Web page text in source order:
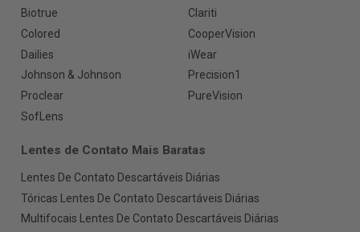
Biotrue
Clariti
Colored
CooperVision
Dailies
iWear
Johnson & Johnson
Precision1
Proclear
PureVision
SofLens
Lentes de Contato Mais Baratas
Lentes De Contato Descartáveis Diárias
Tóricas Lentes De Contato Descartáveis Diárias
Multifocais Lentes De Contato Descartáveis Diárias